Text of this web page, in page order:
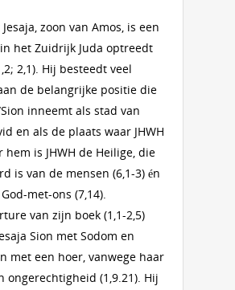
zoon van Amos, is een
het Zuidrijk Juda optreedt
2,1). Hij besteedt veel
de belangrijke positie die
inneemt als stad van
en als de plaats waar JHWH
hem is JHWH de Heilige, die
is van de mensen (6,1-3) én
met-ons (7,14).
van zijn boek (1,1-2,5)
Sion met Sodom en
met een hoer, vanwege haar
ongerechtigheid (1,9.21). Hij